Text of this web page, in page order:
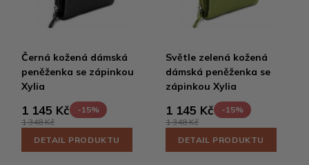
Černá kožená dámská
peněženka se zápinkou
Xylia
1 145 Kč
-15%
1 348 Kč
DETAIL PRODUKTU
Světle zelená kožená
dámská peněženka se
zápinkou Xylia
1 145 Kč
-15%
1 348 Kč
DETAIL PRODUKTU